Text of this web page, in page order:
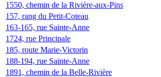
1550, chemin de la Rivière-aux-Pins
157, rang du Petit-Coteau
163-165, rue Sainte-Anne
1724, rue Principale
185, route Marie-Victorin
188-194, rue Sainte-Anne
1891, chemin de la Belle-Rivière